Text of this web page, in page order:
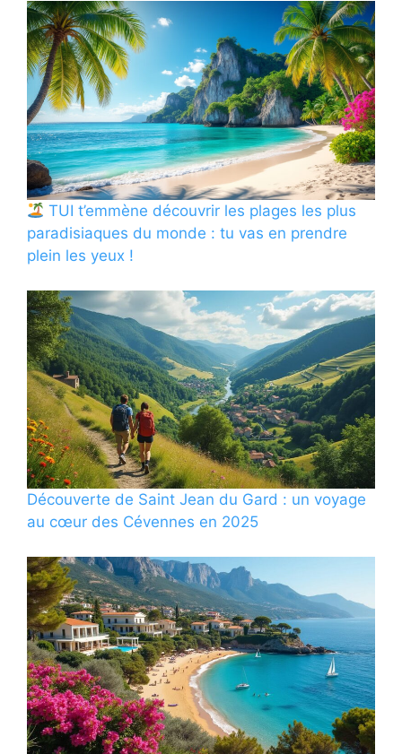
TUI t’emmène découvrir les plages les plus
paradisiaques du monde : tu vas en prendre
plein les yeux !
Découverte de Saint Jean du Gard : un voyage
au cœur des Cévennes en 2025